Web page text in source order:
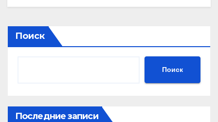
Поиск
Поиск
Последние записи